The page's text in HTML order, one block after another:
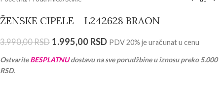
ŽENSKE CIPELE – L242628 BRAON
3.990,00RSD 1.995,00 RSD PDV 20% je uračunat u cenu
OstvariteBESPLATNUdostavu na sve porudžbine u iznosu preko 5.000
RSD.